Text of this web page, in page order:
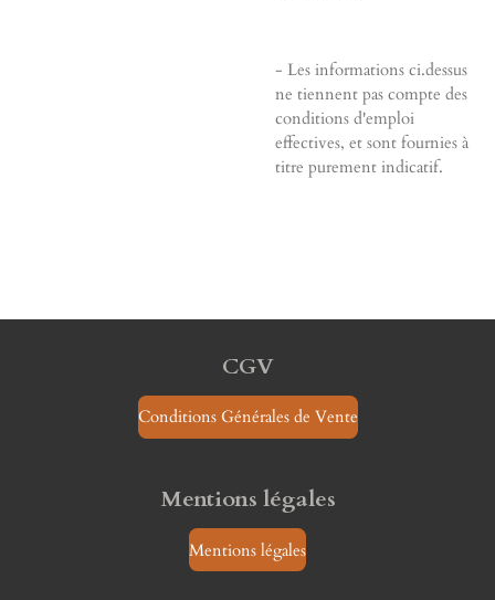
- Les informations ci.dessus
ne tiennent pas compte des
conditions d'emploi
effectives, et sont fournies à
titre purement indicatif.
CGV
Conditions Générales de Vente
Mentions légales
Mentions légales